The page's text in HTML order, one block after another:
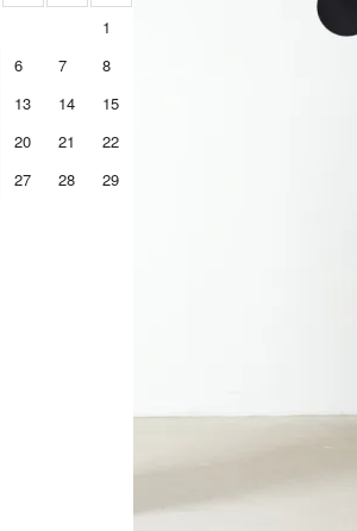
1
6 7
8
13 14
15
20 21
22
27 28
29